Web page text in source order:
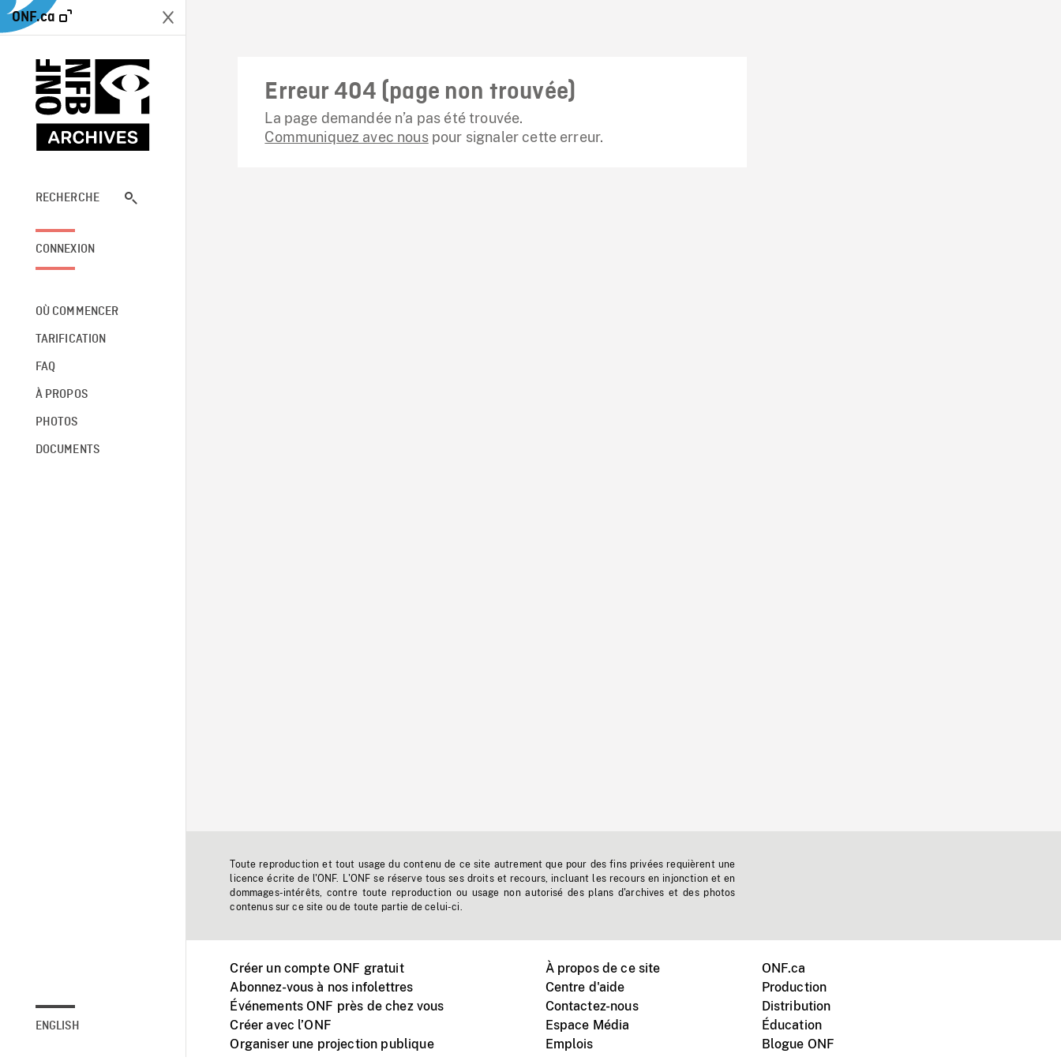
ONF.ca
RECHERCHE
CONNEXION
OÙ COMMENCER
TARIFICATION
FAQ
À PROPOS
PHOTOS
DOCUMENTS
ENGLISH
Erreur 404 (page non trouvée)
La page demandée n’a pas été trouvée.
Communiquez avec nouspour signaler cette erreur.
Toute reproduction et tout usage du contenu de ce site autrement que pour des fins privées requièrent une
licence écrite de l'ONF. L'ONF se réserve tous ses droits et recours, incluant les recours en injonction et en
dommages-intérêts, contre toute reproduction ou usage non autorisé des plans d'archives et des photos
contenus sur ce site ou de toute partie de celui-ci.
Créer un compte ONF gratuit
Abonnez-vous à nos infolettres
Événements ONF près de chez vous
Créer avec l’ONF
Organiser une projection publique
À propos de ce site
Centre d'aide
Contactez-nous
Espace Média
Emplois
ONF.ca
Production
Distribution
Éducation
Blogue ONF